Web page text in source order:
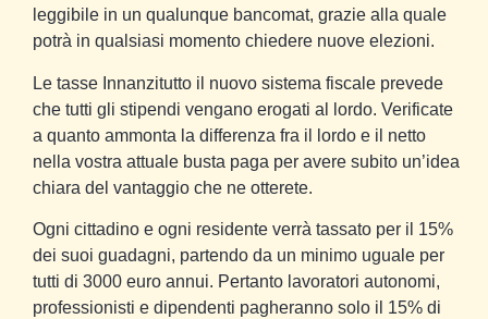
leggibile in un qualunque bancomat, grazie alla quale
potrà in qualsiasi momento chiedere nuove elezioni.
Le tasse Innanzitutto il nuovo sistema fiscale prevede
che tutti gli stipendi vengano erogati al lordo. Verificate
a quanto ammonta la differenza fra il lordo e il netto
nella vostra attuale busta paga per avere subito un’idea
chiara del vantaggio che ne otterete.
Ogni cittadino e ogni residente verrà tassato per il 15%
dei suoi guadagni, partendo da un minimo uguale per
tutti di 3000 euro annui. Pertanto lavoratori autonomi,
professionisti e dipendenti pagheranno solo il 15% di